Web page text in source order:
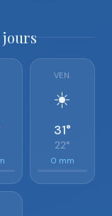
jours
VEN.
☀️
31°
22°
0 mm